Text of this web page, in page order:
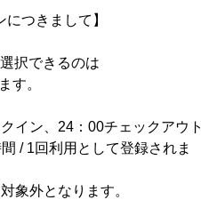
につきまして】
択できるのは
す。
イン、24：00チェックアウト
/ 1回利用として登録されま
象外となります。